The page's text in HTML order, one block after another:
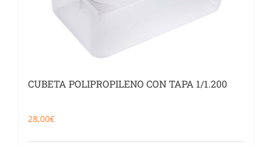
CUBETA POLIPROPILENO CON TAPA 1/1.200
28,00€